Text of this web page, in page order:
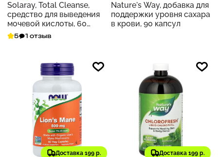
Solaray, Total Cleanse,
средство для выведения
мочевой кислоты, 60
растительных капсул
5 1 отзыв
Nature's Way, добавка для
поддержки уровня сахара
в крови, 90 капсул
Доставка 199 р. Доставка 199 р.